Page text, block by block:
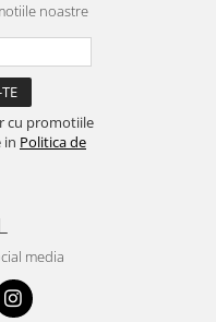
noastre
cu promotiile
in Politica de
media